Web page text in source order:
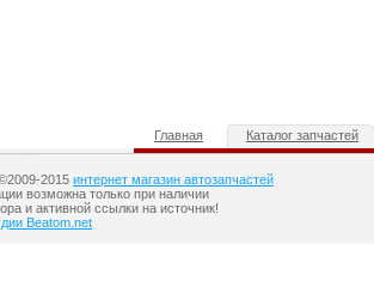
Главная Каталог запчастей
2015 интернет магазин автозапчастей
возможна только при наличии
и активной ссылки на источник!
Beatom.net